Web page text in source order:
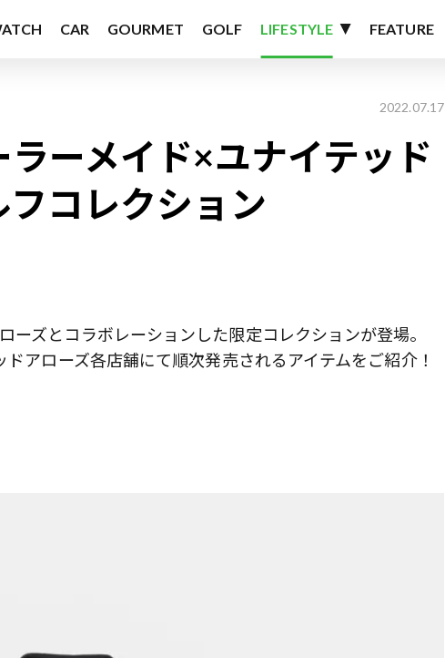
CAR GOURMET GOLF LIFESTYLE FEATURE
2022.07.17
ラーメイド×ユナイテッド
コレクション
ーズとコラボレーションした限定コレクションが登場。
アローズ各店舗にて順次発売されるアイテムをご紹介！